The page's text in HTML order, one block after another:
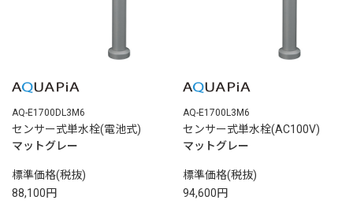
AQ-E1700DL3M6
センサー式単水栓(電池式)
マットグレー
標準価格(税抜)
88,100円
AQ-E1700L3M6
センサー式単水栓(AC100V)
マットグレー
標準価格(税抜)
94,600円